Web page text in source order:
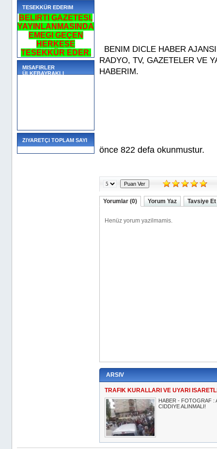
TESEKKÜR EDERIM
BELIRTI GAZETESI,
YAYINLANMASINDA
EMEGI GEÇEN
HERKESE
TESEKKÜR EDER.
MISAFIRLER
ÜLKEBAYRAKLI
ZIYARETÇI TOPLAM SAYI
BENIM DICLE HABER
RADYO, TV, GAZETELER VE
HABERIM.
önce 822 defa okunmustur.
Yorumlar (0) Yorum Yaz Tavsiye Et
ARSIV
TRAFIK KURALLARI VE UYARI
HABER - FOTOGRAF :
CIDDIYE ALINMALI!